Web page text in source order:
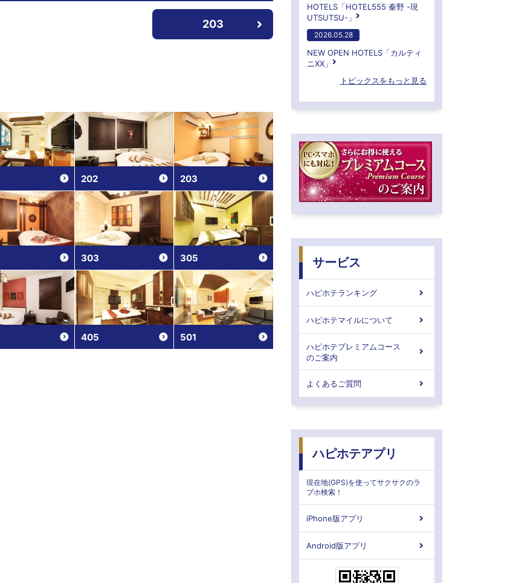
203
202 203
303 305
405 501
HOTELS「HOTEL555 秦野 -現
UTSUTSU-」
2026.05.28
NEW OPEN HOTELS「カルティ
ニXX」
トピックスをもっと見る
サービス
ハピホテランキング
ハピホテマイルについて
ハピホテプレミアムコース
のご案内
よくあるご質問
ハピホテアプリ
現在地(GPS)を使ってサクサクのラ
ブホ検索！
iPhone版アプリ
Android版アプリ